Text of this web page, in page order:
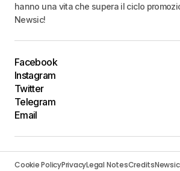
hanno una vita che supera il ciclo
Newsic!
Facebook
Instagram
Twitter
Telegram
Email
Cookie PolicyPrivacyLegal NotesCredits